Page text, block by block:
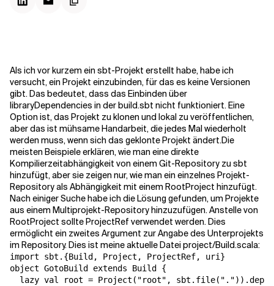
Als ich vor kurzem ein sbt-Projekt erstellt habe, habe ich
versucht, ein Projekt einzubinden, für das es keine Versionen
gibt. Das bedeutet, dass das Einbinden über
libraryDependencies in derbuild.sbt nicht funktioniert. Eine
Option ist, das Projekt zu klonen und lokal zu veröffentlichen,
aber das ist mühsame Handarbeit, die jedes Mal wiederholt
werden muss, wenn sich das geklonte Projekt ändert.Die
meisten Beispiele erklären, wie man eine direkte
Kompilierzeitabhängigkeit von einem Git-Repository zu sbt
hinzufügt, aber sie zeigen nur, wie man ein einzelnes Projekt-
Repository als Abhängigkeit mit einem RootProject hinzufügt.
Nach einiger Suche habe ich dieLösung gefunden, um Projekte
aus einem Multiprojekt-Repository hinzuzufügen. Anstelle von
RootProject sollteProjectRef verwendet werden. Dies
ermöglicht ein zweites Argument zur Angabe des Unterprojekts
im Repository. Dies ist meine aktuelle Datei project/Build.scala:
import sbt.{Build, Project, ProjectRef, uri}
object GotoBuild extends Build {
lazy val root = Project("root",